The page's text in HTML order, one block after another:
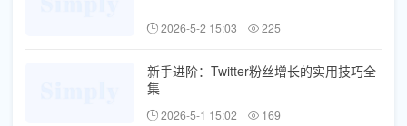
2026-5-2 15:03 225
新手进阶：Twitter粉丝增长的实用技巧全
集
2026-5-1 15:02 169